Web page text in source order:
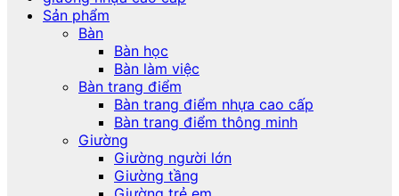
Sản phẩm
Bàn
Bàn học
Bàn làm việc
Bàn trang điểm
Bàn trang điểm nhựa cao cấp
Bàn trang điểm thông minh
Giường
Giường người lớn
Giường tầng